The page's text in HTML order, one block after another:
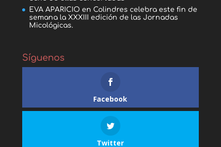
EVA APARICIO en Colindres celebra este fin de
semana la XXXIII edición de las Jornadas
Micológicas.
Síguenos
Facebook
Twitter